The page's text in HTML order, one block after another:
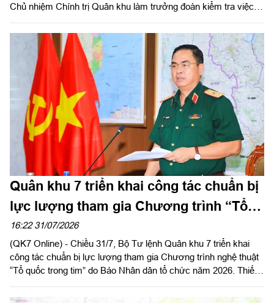
Chủ nhiệm Chính trị Quân khu làm trưởng đoàn kiểm tra việc
PTKV, điều chuyển, thành lập các đơn vị trực thuộc Bộ CHQS
TP Đồng Nai và Bộ CHQS tỉnh Lâm Đồng.
Quân khu 7 triển khai công tác chuẩn bị
lực lượng tham gia Chương trình “Tổ
quốc trong tim”
16:22 31/07/2026
(QK7 Online) - Chiều 31/7, Bộ Tư lệnh Quân khu 7 triển khai
công tác chuẩn bị lực lượng tham gia Chương trình nghệ thuật
“Tổ quốc trong tim” do Báo Nhân dân tổ chức năm 2026. Thiếu
khu chủ trì.